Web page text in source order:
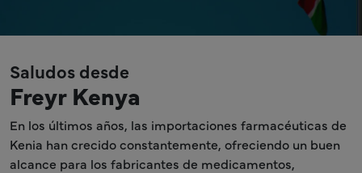
Saludos desde
Freyr Kenya
En los últimos años, las importaciones farmacéuticas de
Kenia han crecido constantemente, ofreciendo un buen
alcance para los fabricantes de medicamentos,